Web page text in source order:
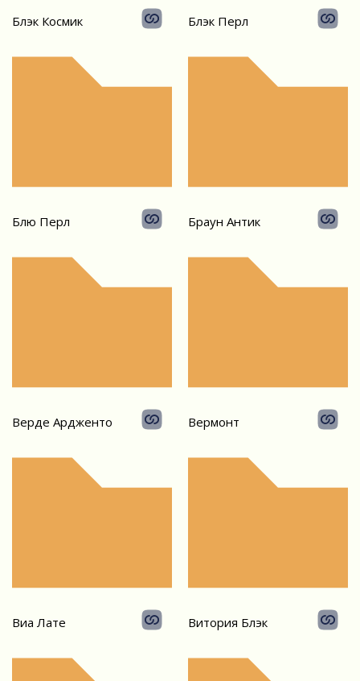
Блэк Космик Блэк Перл
Блю Перл Браун Антик
Верде Ардженто Вермонт
Виа Лате Витория Блэк